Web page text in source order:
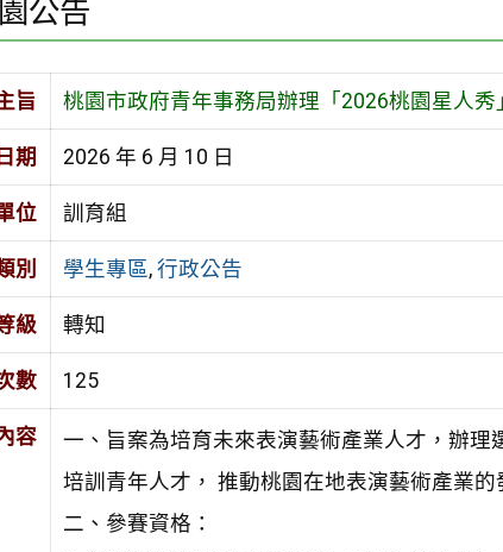
公告
旨 桃園市政府青年事務局辦理「2026桃園星人秀
期 2026 年 6 月 10 日
位 訓育組
別 學生專區, 行政公告
級 轉知
數 125
容
一、旨案為培育未來表演藝術產業人才，辦理
培訓青年人才， 推動桃園在地表演藝術產業的
二、參賽資格：